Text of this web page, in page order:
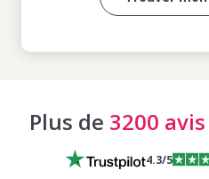
Plus de 3200 avis
4.3/5